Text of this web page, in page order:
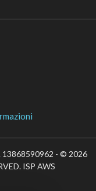
- © 2026
ISP AWS